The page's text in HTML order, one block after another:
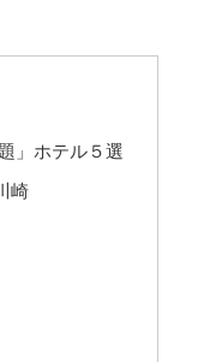
」ホテル５選
崎